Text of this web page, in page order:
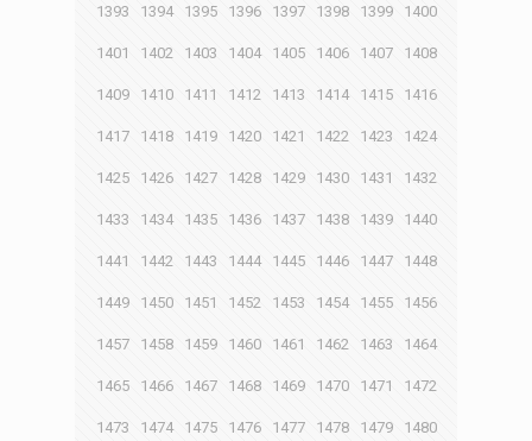
1393 1394 1395 1396 1397 1398 1399 1400
1401 1402 1403 1404 1405 1406 1407 1408
1409 1410 1411 1412 1413 1414 1415 1416
1417 1418 1419 1420 1421 1422 1423 1424
1425 1426 1427 1428 1429 1430 1431 1432
1433 1434 1435 1436 1437 1438 1439 1440
1441 1442 1443 1444 1445 1446 1447 1448
1449 1450 1451 1452 1453 1454 1455 1456
1457 1458 1459 1460 1461 1462 1463 1464
1465 1466 1467 1468 1469 1470 1471 1472
1473 1474 1475 1476 1477 1478 1479 1480